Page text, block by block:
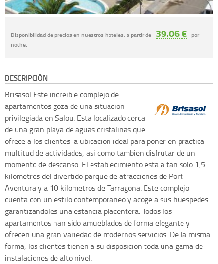
Disponibilidad de precios en nuestros hoteles, a partir de 39.06 € por
noche.
DESCRIPCIÓN
Brisasol Este increible complejo de
apartamentos goza de una situacion
privilegiada en Salou. Esta localizado cerca
de una gran playa de aguas cristalinas que
ofrece a los clientes la ubicacion ideal para poner en practica
multitud de actividades, asi como tambien disfrutar de un
momento de descanso. El establecimiento esta a tan solo 1,5
kilometros del divertido parque de atracciones de Port
Aventura y a 10 kilometros de Tarragona. Este complejo
cuenta con un estilo contemporaneo y acoge a sus huespedes
garantizandoles una estancia placentera. Todos los
apartamentos han sido amueblados de forma elegante y
ofrecen una gran variedad de modernos servicios. De la misma
forma, los clientes tienen a su disposicion toda una gama de
instalaciones de alto nivel.